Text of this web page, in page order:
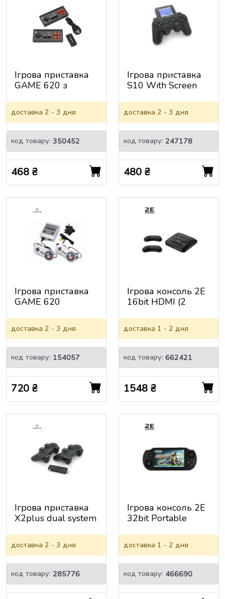
Ігрова приставка
GAME 620 з
джойстиками
доставка 2 - 3 дня
код товару: 350452
468 ₴
Ігрова приставка
S10 With Screen
доставка 2 - 3 дня
код товару: 247178
480 ₴
Ігрова приставка
GAME 620
доставка 2 - 3 дня
код товару: 154057
720 ₴
Ігрова консоль 2E
16bit HDMI (2
геймпада, 913 іг
(2E16BHDWS913)
доставка 1 - 2 дня
код товару: 662421
1548 ₴
Ігрова приставка
X2plus dual system
1GB RAM, 64G,
Android 11.1,
CPU:S905, HDMI
2.1, 2 Геймпади,
35000 ІГР
доставка 2 - 3 дня
код товару: 285776
Ігрова консоль 2E
32bit Portable
доставка 1 - 2 дня
код товару: 466690